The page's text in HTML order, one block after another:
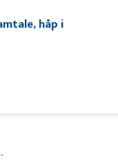
håp i
.